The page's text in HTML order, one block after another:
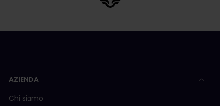
AZIENDA
Chi siamo